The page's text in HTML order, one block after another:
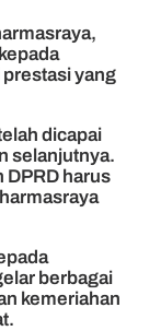
yang
dicapai
selanjutnya.
DPRD harus
berbagai
kemeriahan